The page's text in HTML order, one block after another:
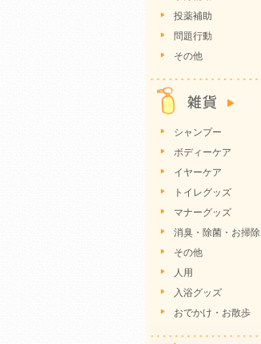
投薬補助
問題行動
その他
シャンプー
ボディーケア
イヤーケア
トイレグッズ
マナーグッズ
消臭・除菌・お掃除
その他
人用
入浴グッズ
おでかけ・お散歩